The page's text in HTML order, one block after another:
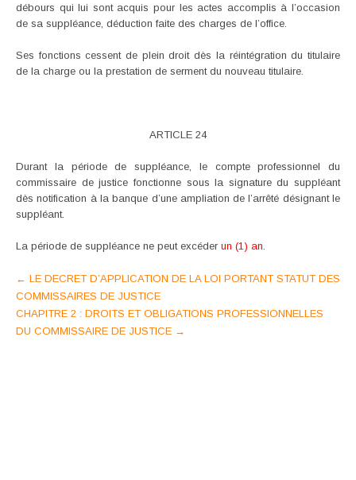
débours qui lui sont acquis pour les actes accomplis à l’occasion
de sa suppléance, déduction faite des charges de l’office.
Ses fonctions cessent de plein droit dès la réintégration du titulaire
de la charge ou la prestation de serment du nouveau titulaire.
ARTICLE 24
Durant la période de suppléance, le compte professionnel du
commissaire de justice fonctionne sous la signature du suppléant
dès notification à la banque d’une ampliation de l’arrêté désignant le
suppléant.
La période de suppléance ne peut excéder un (1) an.
Post
navigation
← LE DECRET D’APPLICATION DE LA LOI PORTANT STATUT DES
COMMISSAIRES DE JUSTICE
CHAPITRE 2 : DROITS ET OBLIGATIONS PROFESSIONNELLES
DU COMMISSAIRE DE JUSTICE →